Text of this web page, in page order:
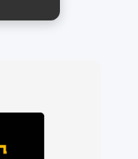
📱